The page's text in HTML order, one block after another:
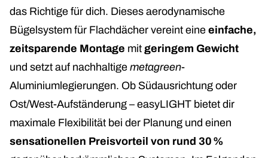
das Richtige für dich. Dieses aerodynamische
Bügelsystem für Flachdächer vereint eine einfache,
zeitsparende Montage mit geringem Gewicht
und setzt auf nachhaltige metagreen-
Aluminiumlegierungen. Ob Südausrichtung oder
Ost/West-Aufständerung – easyLIGHT bietet dir
maximale Flexibilität bei der Planung und einen
sensationellen Preisvorteil von rund 30 %